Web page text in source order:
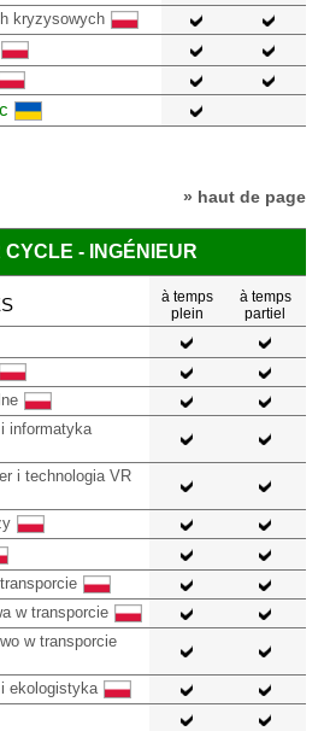
kryzysowych
» haut de page
CYCLE - INGÉNIEUR
à temps
plein
à temps
partiel
informatyka
i technologia VR
w transporcie
w transporcie
ekologistyka